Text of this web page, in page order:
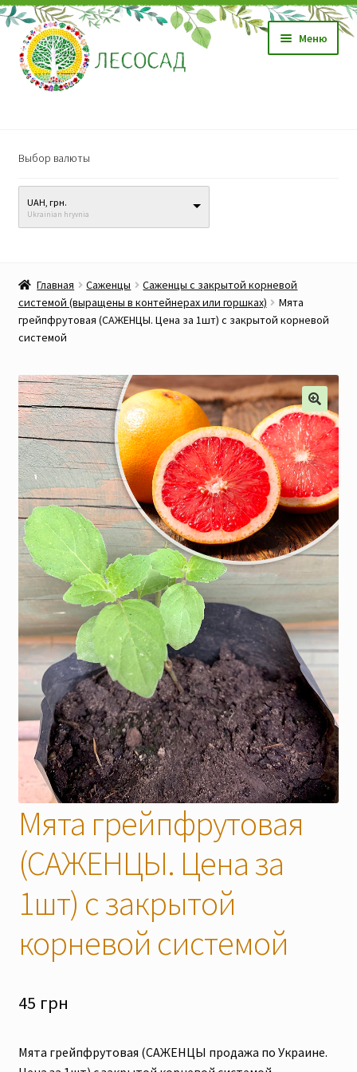
Перейти
к
навигации
Перейти
к
содержимому
Меню
Саженцы
Семена
Прайс-лист
Биопрепараты
Наши мероприятия, Акции
Контакты
Корзина
Оформление заказа
Оплата и доставка
Мой аккаунт
Отправить сообщение
Мы в соцсетях
Скидки
Выбор валюты
UAH, грн.
Ukrainian hryvnia
Главная Саженцы
Саженцы с закрытой корневой
системой (выращены в контейнерах или горшках)
Мята
грейпфрутовая (САЖЕНЦЫ. Цена за 1шт) с закрытой корневой
системой
Мята грейпфрутовая
(САЖЕНЦЫ. Цена за
1шт) с закрытой
корневой системой
45 грн
Мята грейпфрутовая (САЖЕНЦЫ продажа по Украине.